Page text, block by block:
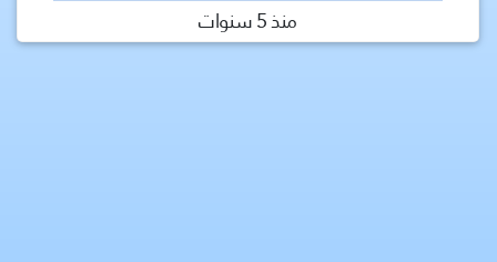
منذ 5 سنوات